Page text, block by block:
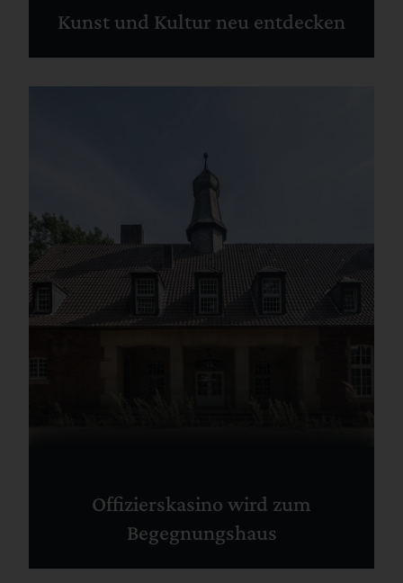
Kunst und Kultur neu entdecken
Offizierskasino wird zum
Begegnungshaus